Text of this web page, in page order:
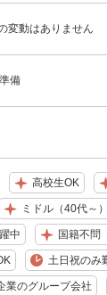
変動はありません
備
高校生OK
ミドル（40代～
中 国籍不問
土日祝のみ
業のグループ会社